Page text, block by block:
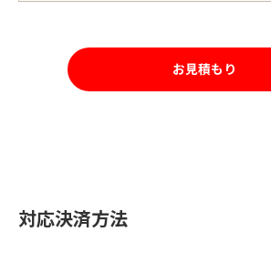
お見積もり
対応決済方法